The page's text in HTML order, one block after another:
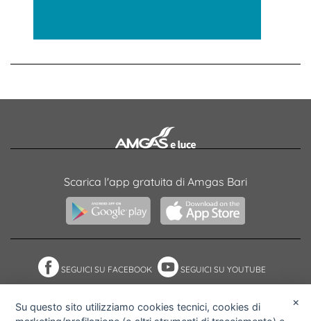
Scarica l'app gratuita di Amgas Bari
SEGUICI SU FACEBOOK SEGUICI SU YOUTUBE
Su questo sito utilizziamo cookies tecnici, cookies di
×